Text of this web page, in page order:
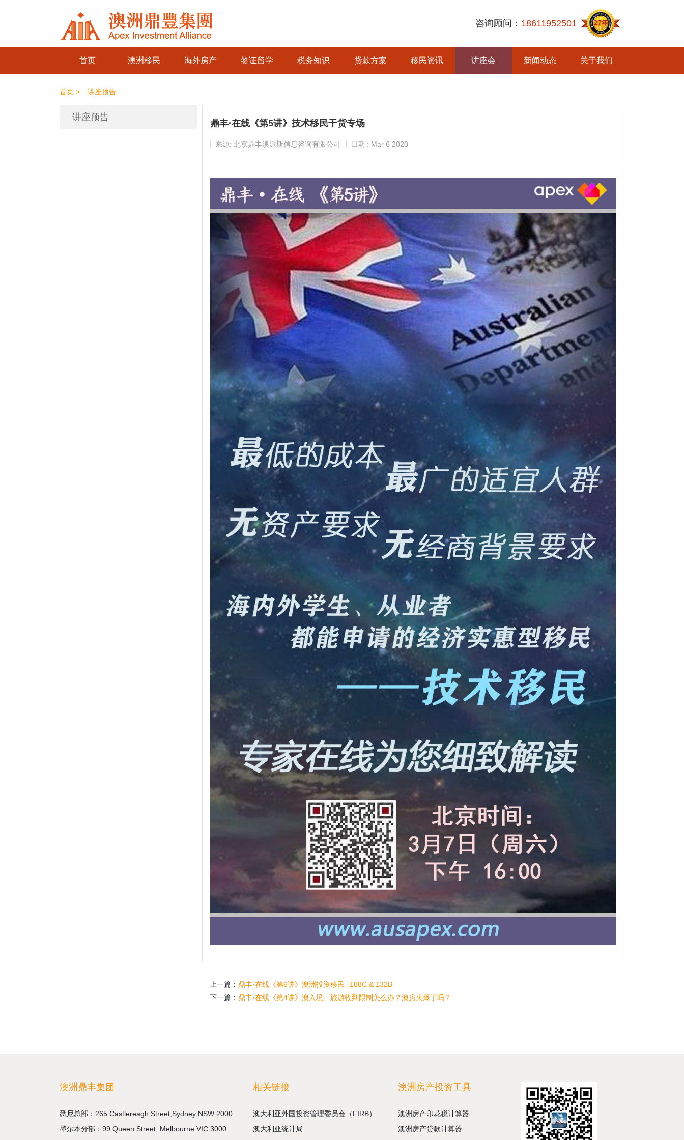
咨询顾问： 18611952501
首页 澳洲移民 海外房产 签证留学 税务知识 贷款方案 移民资讯 讲座会 新闻动态 关于我们
首页 > 讲座预告
讲座预告
鼎丰·在线《第5讲》技术移民干货专场
来源: 北京鼎丰澳派斯信息咨询有限公司 日期 : Mar 6 2020
上一篇： 鼎丰·在线《第6讲》澳洲投资移民--188C & 132B
下一篇： 鼎丰·在线《第4讲》澳入境、旅游收到限制怎么办？澳房火爆了吗？
澳洲鼎丰集团
悉尼总部：265 Castlereagh Street,Sydney NSW 2000
墨尔本分部：99 Queen Street, Melbourne VIC 3000
相关链接
澳大利亚外国投资管理委员会（FIRB）
澳大利亚统计局
澳洲房产投资工具
澳洲房产印花税计算器
澳洲房产贷款计算器